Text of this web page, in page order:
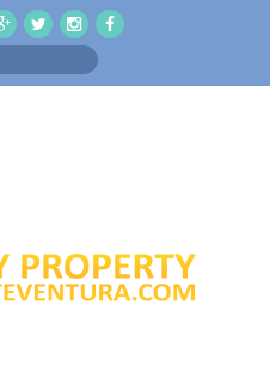
GoogleTwitterInstagramFacebook